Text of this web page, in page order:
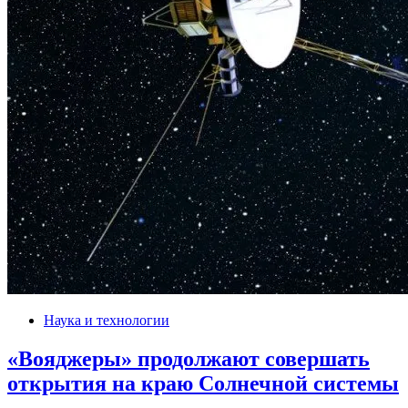
Наука и технологии
«Вояджеры» продолжают совершать
открытия на краю Солнечной системы